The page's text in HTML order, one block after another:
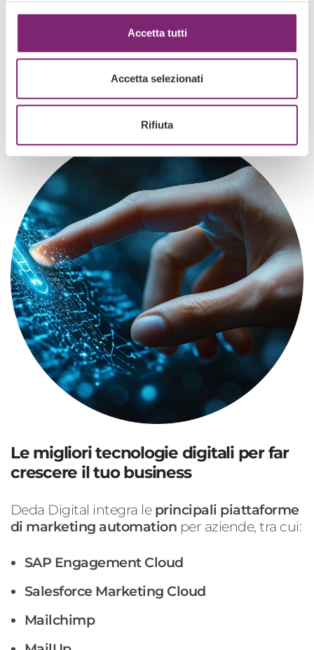
Accetta tutti
Accetta selezionati
Rifiuta
Le migliori tecnologie digitali per far
crescere il tuo business
Deda Digital integra le principali piattaforme
di marketing automation per aziende, tra cui:
SAP Engagement Cloud
Salesforce Marketing Cloud
Mailchimp